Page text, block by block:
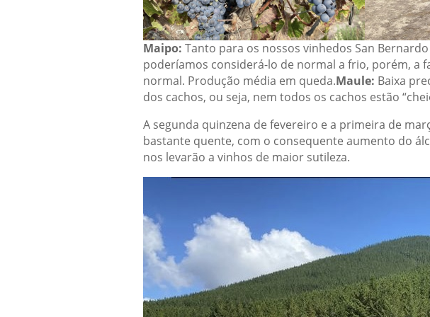
Maipo: Tanto para os nossos vinhedos San
poderíamos considerá-lo de normal a frio, porém, a
normal. Produção média em queda.Maule: Baixa
dos cachos, ou seja, nem todos os cachos estão
A segunda quinzena de fevereiro e a primeira de
bastante quente, com o consequente aumento do
nos levarão a vinhos de maior sutileza.